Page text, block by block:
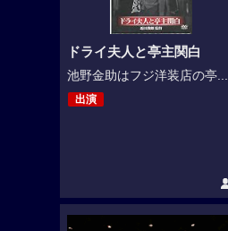
ドライ夫人と亭主関白
池野金助はフジ洋装店の亭...
出演